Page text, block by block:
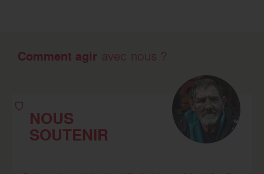
Comment agir avec nous ?
NOUS
SOUTENIR